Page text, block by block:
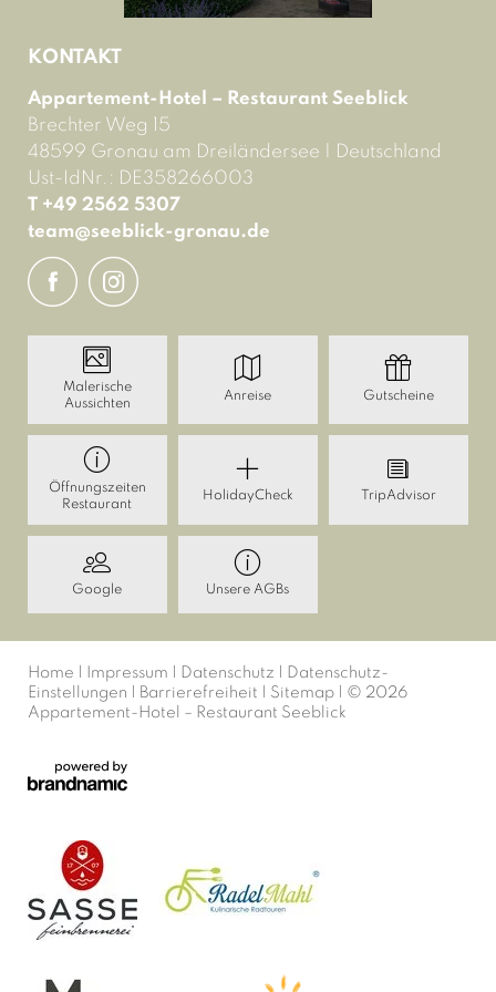
KONTAKT
Appartement-Hotel – Restaurant Seeblick
Brechter Weg 15
48599 Gronau am Dreiländersee
Deutschland
Ust-IdNr.: DE358266003
T +49 2562 5307
team@seeblick-gronau.de
Malerische
Aussichten
Anreise Gutscheine
Öffnungszeiten
Restaurant
HolidayCheck TripAdvisor
Google Unsere AGBs
Home Impressum Datenschutz
Datenschutz-
Einstellungen
Barrierefreiheit Sitemap
© 2026
Appartement-Hotel – Restaurant Seeblick